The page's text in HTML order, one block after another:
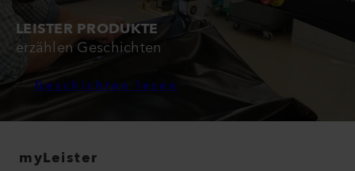
LEISTER PRODUKTE
erzählen Geschichten
Geschichten lesen
myLeister